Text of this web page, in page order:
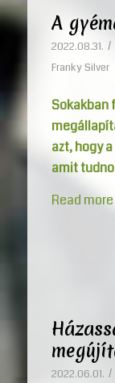
A
2022.08.31. /
Franky Silver
Sokakban
azt, hogy
amit
Read more
2022.06.01. /